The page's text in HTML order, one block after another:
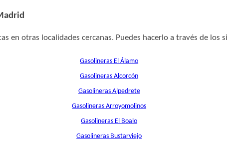
en otras localidades cercanas. Puedes hacerlo a través de los
Gasolineras El Álamo
Gasolineras Alcorcón
Gasolineras Alpedrete
Gasolineras Arroyomolinos
Gasolineras El Boalo
Gasolineras Bustarviejo